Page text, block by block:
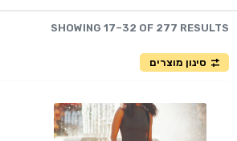
SHOWING 17–32 OF 277 RESULTS
סינון מוצרים